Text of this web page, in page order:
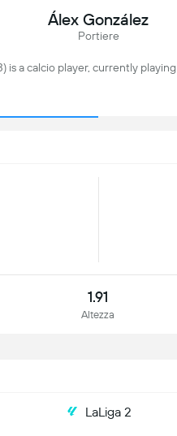
Álex González
Portiere
is a calcio player, currently
1.91
Altezza
LaLiga 2